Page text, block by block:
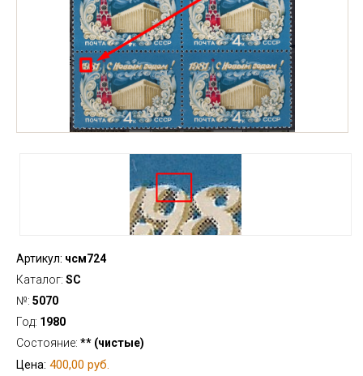
Артикул: чсм724
Каталог: SC
№: 5070
Год: 1980
Состояние: ** (чистые)
Цена: 400,00 руб.